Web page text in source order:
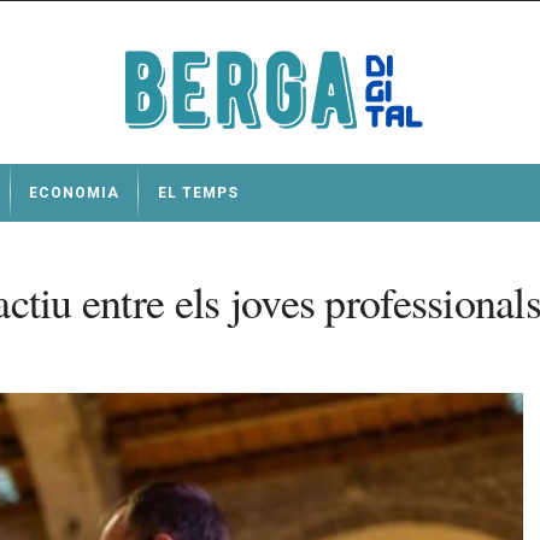
ECONOMIA EL TEMPS
entre els joves professionals